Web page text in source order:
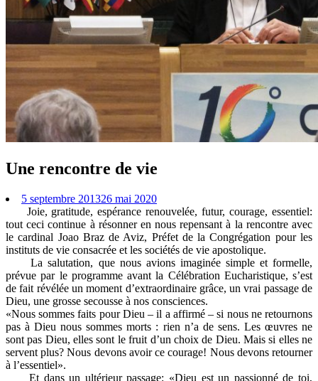
Une rencontre de vie
5 septembre 201326 mai 2020
Joie, gratitude, espérance renouvelée, futur, courage, essentiel:
tout ceci continue à résonner en nous repensant à la rencontre avec
le cardinal Joao Braz de Aviz, Préfet de la Congrégation pour les
instituts de vie consacrée et les sociétés de vie apostolique.
La salutation, que nous avions imaginée simple et formelle,
prévue par le programme avant la Célébration Eucharistique, s’est
de fait révélée un moment d’extraordinaire grâce, un vrai passage de
Dieu, une grosse secousse à nos consciences.
«Nous sommes faits pour Dieu – il a affirmé – si nous ne retournons
pas à Dieu nous sommes morts : rien n’a de sens. Les œuvres ne
sont pas Dieu, elles sont le fruit d’un choix de Dieu. Mais si elles ne
servent plus? Nous devons avoir ce courage! Nous devons retourner
à l’essentiel».
Et dans un ultérieur passage: «Dieu est un passionné de toi,